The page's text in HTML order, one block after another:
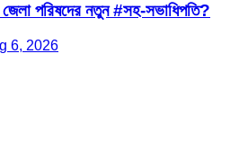
পরিষদের নতুন #সহ-সভাধিপতি?
6, 2026